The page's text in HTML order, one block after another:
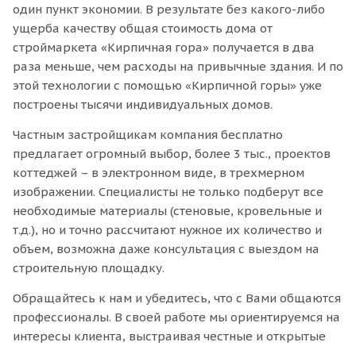
один пункт экономии. В результате без какого-либо
ущерба качеству общая стоимость дома от
строймаркета «Кирпичная гора» получается в два
раза меньше, чем расходы на привычные здания. И по
этой технологии с помощью «Кирпичной горы» уже
построены тысячи индивидуальных домов.
Частным застройщикам компания бесплатно
предлагает огромный выбор, более 3 тыс., проектов
коттеджей – в электронном виде, в трехмерном
изображении. Специалисты не только подберут все
необходимые материалы (стеновые, кровельные и
т.д.), но и точно рассчитают нужное их количество и
объем, возможна даже консультация с выездом на
строительную площадку.
Обращайтесь к нам и убедитесь, что с Вами общаются
профессионалы. В своей работе мы ориентируемся на
интересы клиента, выстраивая честные и открытые